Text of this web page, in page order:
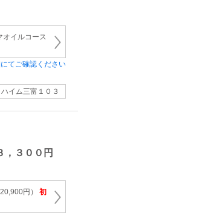
イルコース
てご確認ください
イム三富１０３
，３００円
円） 初